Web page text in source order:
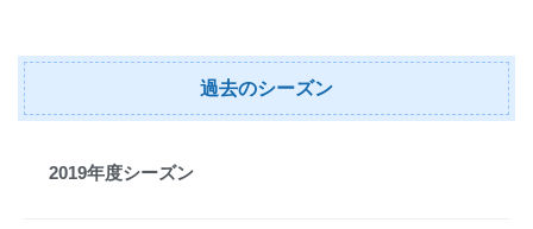
過去のシーズン
2019年度シーズン